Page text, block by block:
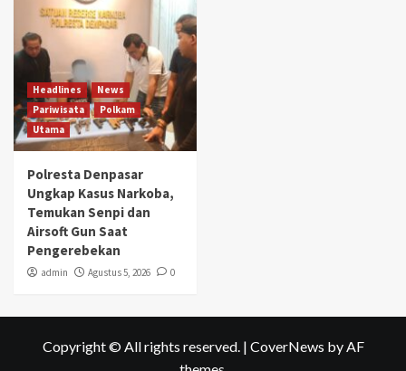
Headlines
News
Pariwisata
Polkam
Utama
Polresta Denpasar
Ungkap Kasus Narkoba,
Temukan Senpi dan
Airsoft Gun Saat
Pengerebekan
admin Agustus 5, 2026 0
Copyright © All rights reserved. | CoverNews by AF